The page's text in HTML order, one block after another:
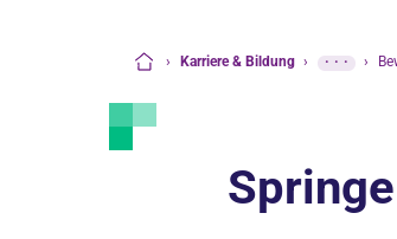
› Karriere & Bildung › ··· ›